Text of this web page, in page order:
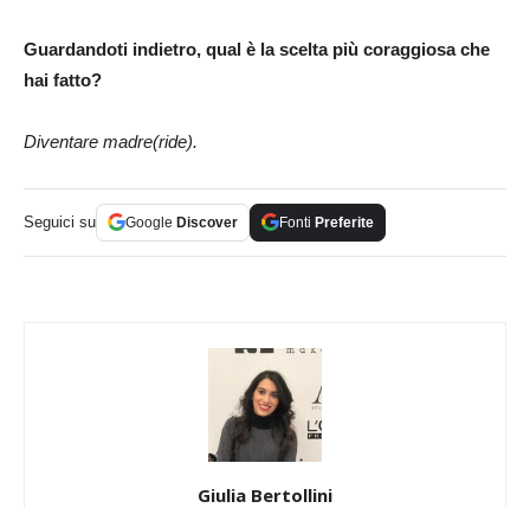
Guardandoti indietro, qual è la scelta più coraggiosa che
hai fatto?
Diventare madre(ride).
Seguici su Google Discover Fonti Preferite
Giulia Bertollini